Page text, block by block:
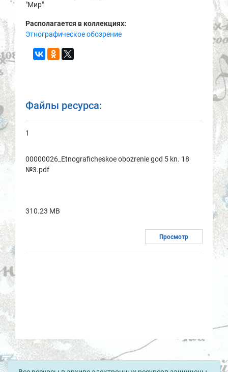
"Мир"
Располагается в коллекциях:
Этнографическое обозрение
Файлы ресурса:
1
00000026_Etnogrаficheskoe obozrenie god 5 kn. 18
№3.pdf
310.23 MB
Просмотр